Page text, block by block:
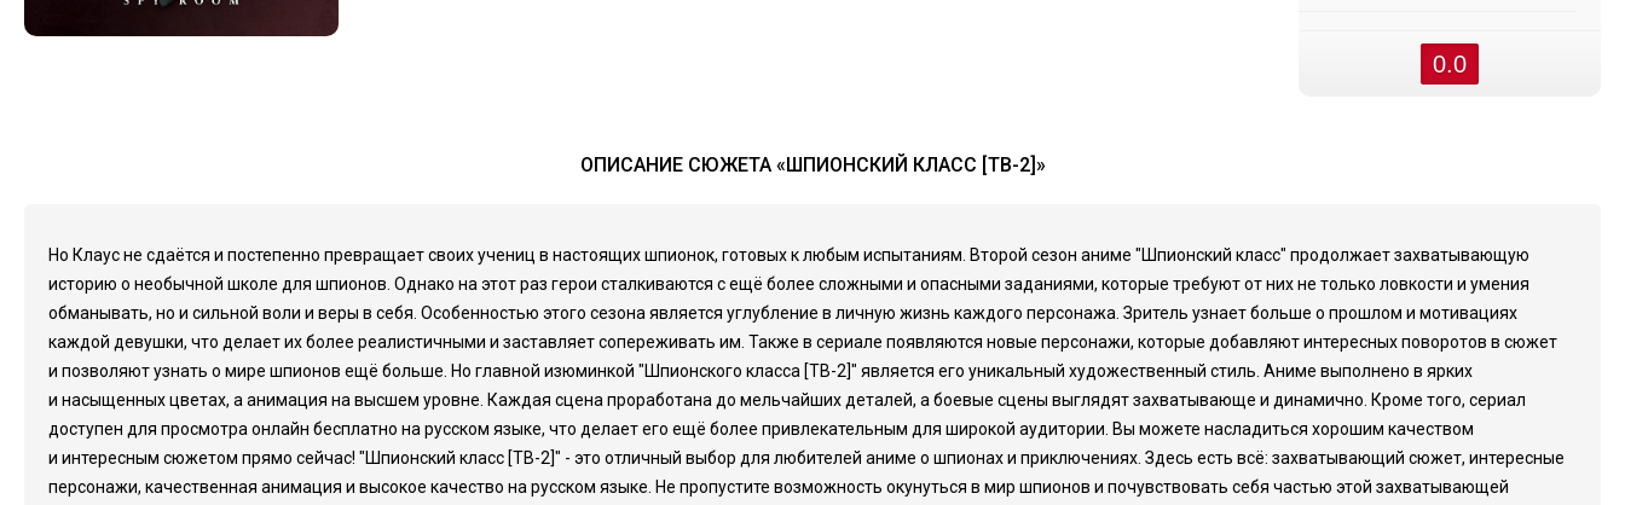
0.0
ОПИСАНИЕ СЮЖЕТА «ШПИОНСКИЙ КЛАСС [ТВ-2]»
Но Клаус не сдаётся и постепенно превращает своих учениц в настоящих шпионок, готовых к любым испытаниям. Второй сезон аниме "Шпионский класс" продолжает захватывающую
историю о необычной школе для шпионов. Однако на этот раз герои сталкиваются с ещё более сложными и опасными заданиями, которые требуют от них не только ловкости и умения
обманывать, но и сильной воли и веры в себя. Особенностью этого сезона является углубление в личную жизнь каждого персонажа. Зритель узнает больше о прошлом и мотивациях
каждой девушки, что делает их более реалистичными и заставляет сопереживать им. Также в сериале появляются новые персонажи, которые добавляют интересных поворотов в сюжет
и позволяют узнать о мире шпионов ещё больше. Но главной изюминкой "Шпионского класса [ТВ-2]" является его уникальный художественный стиль. Аниме выполнено в ярких
и насыщенных цветах, а анимация на высшем уровне. Каждая сцена проработана до мельчайших деталей, а боевые сцены выглядят захватывающе и динамично. Кроме того, сериал
доступен для просмотра онлайн бесплатно на русском языке, что делает его ещё более привлекательным для широкой аудитории. Вы можете насладиться хорошим качеством
и интересным сюжетом прямо сейчас! "Шпионский класс [ТВ-2]" - это отличный выбор для любителей аниме о шпионах и приключениях. Здесь есть всё: захватывающий сюжет, интересные
персонажи, качественная анимация и высокое качество на русском языке. Не пропустите возможность окунуться в мир шпионов и почувствовать себя частью этой захватывающей